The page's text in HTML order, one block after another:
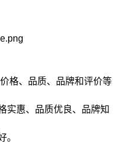
格、品质、品牌和评价等
实惠、品质优良、品牌知
。